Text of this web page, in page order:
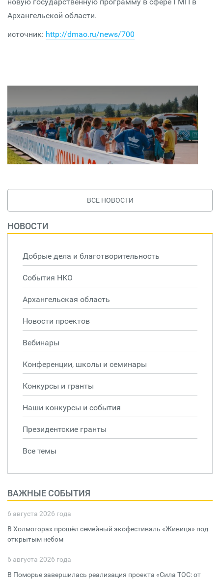
Архангельской области.
источник: http://dmao.ru/news/700
ВСЕ НОВОСТИ
НОВОСТИ
Добрые дела и благотворительность
События НКО
Архангельская область
Новости проектов
Вебинары
Конференции, школы и семинары
Конкурсы и гранты
Наши конкурсы и события
Президентские гранты
Все темы
ВАЖНЫЕ СОБЫТИЯ
6 августа 2026 года
В Холмогорах прошёл семейный экофестиваль «Живица» под
открытым небом
6 августа 2026 года
В Поморье завершилась реализация проекта «Сила ТОС: от